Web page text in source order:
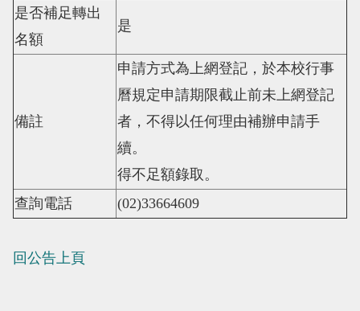
是否補足轉出
名額
是
備註
申請方式為上網登記，於本校行事
曆規定申請期限截止前未上網登記
者，不得以任何理由補辦申請手
續。
得不足額錄取。
查詢電話
(02)33664609
回公告上頁